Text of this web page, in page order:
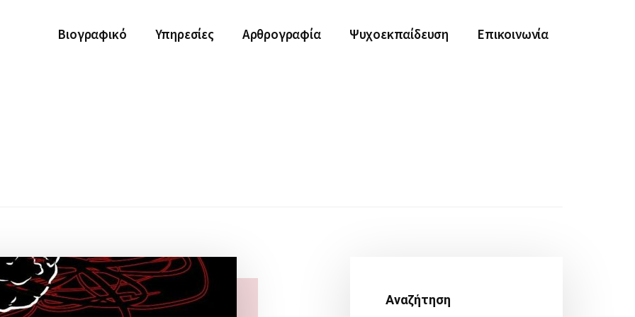
Βιογραφικό Υπηρεσίες Αρθρογραφία Ψυχοεκπαίδευση Επικοινωνία
Πλευρική
Αναζήτηση